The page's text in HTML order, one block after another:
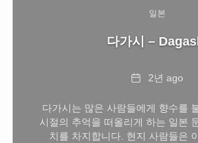
일본
다가시 –
Date2년 ago
다가시는 많은 사람들에게 향수를
시절의 추억을 떠올리게 하는 일본
치를 차지합니다. 현지 사람들은